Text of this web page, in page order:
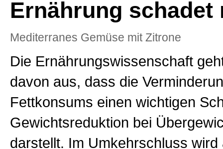
Ernährung schadet
Mediterranes Gemüse mit Zitrone
Die Ernährungswissenschaft
davon aus, dass die
Fettkonsums einen wichtigen
Gewichtsreduktion bei
darstellt. Im Umkehrschluss wird